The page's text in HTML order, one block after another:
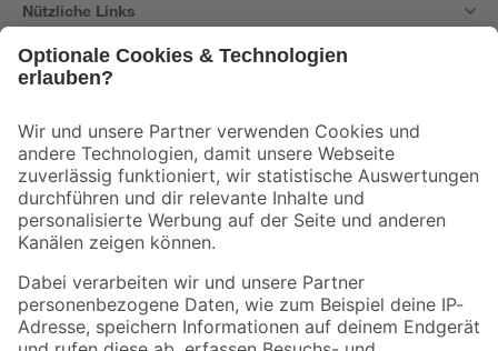
Nützliche Links
Der toom Newsletter: Keine Angebote und Aktionen mehr verpassen!
Zur Newsletter Anmeldung
Folge uns
Zahlungsarten Versandarten